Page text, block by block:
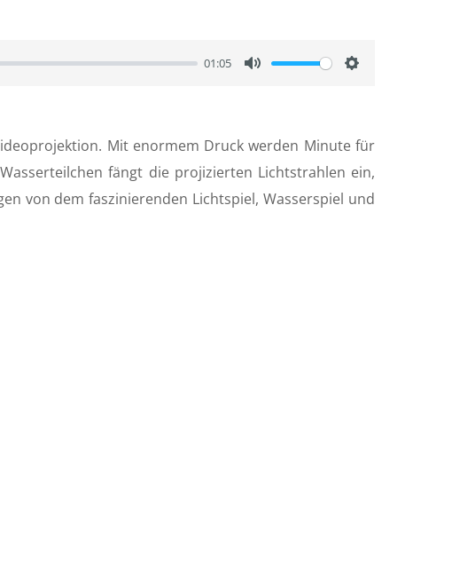
01:05
e
t
i
n
Mit enormem Druck werden Minute für
fängt die projizierten Lichtstrahlen ein,
von dem faszinierenden Lichtspiel, Wasserspiel und